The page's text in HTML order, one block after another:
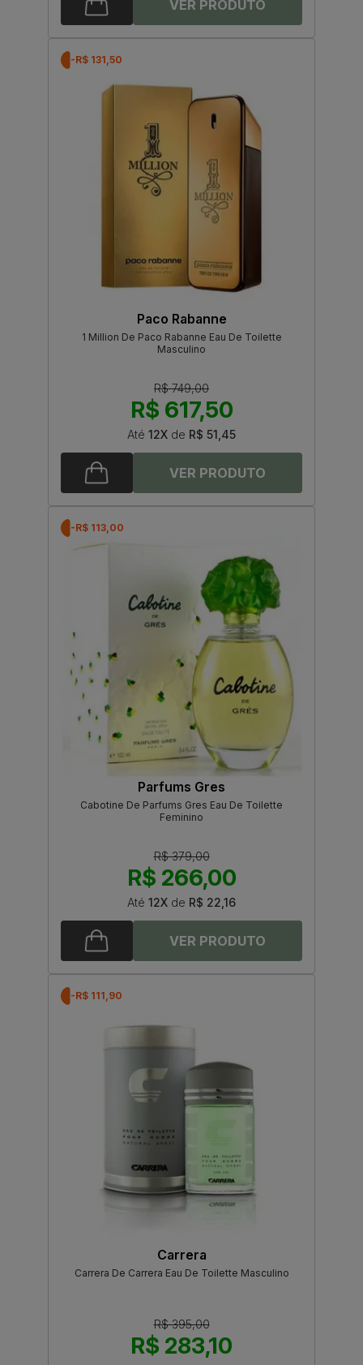
-R$ 131,50
Paco Rabanne
1 Million De Paco Rabanne Eau De Toilette
Masculino
R$ 749,00
R$ 617,50
Até 12X de R$ 51,45
-R$ 113,00
Parfums Gres
Cabotine De Parfums Gres Eau De Toilette
Feminino
R$ 379,00
R$ 266,00
Até 12X de R$ 22,16
-R$ 111,90
Carrera
Carrera De Carrera Eau De Toilette Masculino
R$ 395,00
R$ 283,10